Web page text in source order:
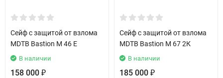
Сейф с защитой от взлома
MDTB Bastion M 46 E
В наличии
158 000 ₽
Сейф с защитой от взлома
MDTB Bastion M 67 2К
В наличии
185 000 ₽